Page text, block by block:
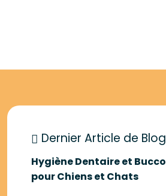
Dernier Article de Blog
Hygiène Dentaire et
pour Chiens et Chats